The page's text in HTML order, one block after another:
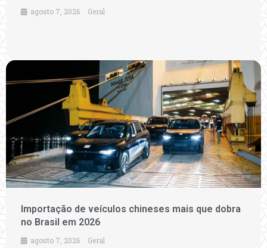
agosto 7, 2026 Geral
Importação de veículos chineses mais que dobra
no Brasil em 2026
agosto 7, 2026 Geral